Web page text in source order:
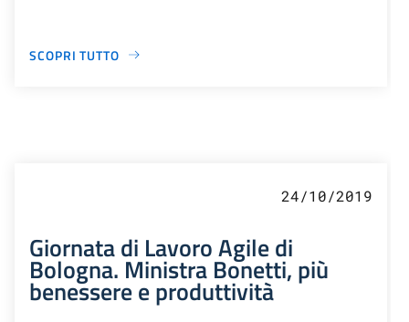
SCOPRI TUTTO
24/10/2019
Giornata di Lavoro Agile di
Bologna. Ministra Bonetti, più
benessere e produttività